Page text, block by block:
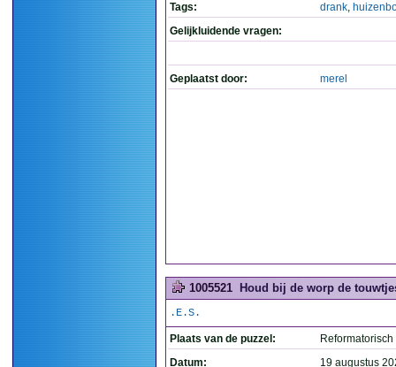
Tags:
drank,
Gelijkluidende vragen:
Geplaatst door: merel
1005521 Houd bij de worp de
.E.S.
Plaats van de puzzel:
Datum:
19 augustus